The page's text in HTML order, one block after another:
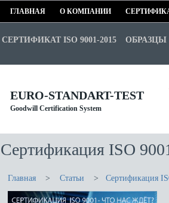
ГЛАВНАЯ О КОМПАНИИ
СЕРТИФИКАТ ISO 9001-2015 ОБРАЗЦЫ
EURO-STANDART-TEST
Goodwill Certification System
Сертификация ISO
Главная > Статьи > Сертификация